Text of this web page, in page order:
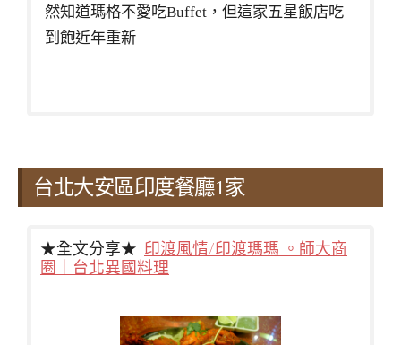
然知道瑪格不愛吃Buffet，但這家五星飯店吃
到飽近年重新
台北大安區印度餐廳1家
★全文分享★ 印渡風情/印渡瑪瑪 。師大商
圈｜台北異國料理